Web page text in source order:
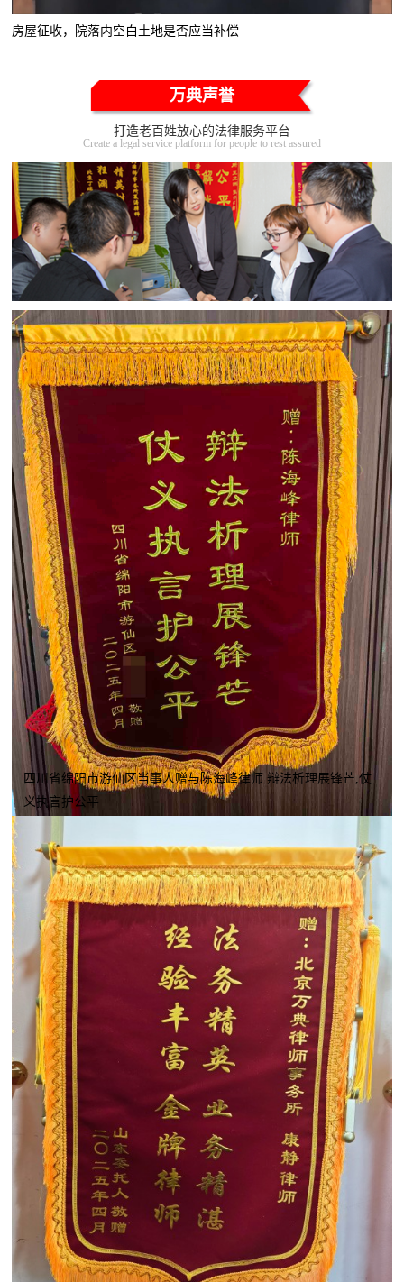
房屋征收，院落内空白土地是否应当补偿
万典声誉
打造老百姓放心的法律服务平台
Create a legal service platform for people to rest assured
四川省绵阳市游仙区当事人赠与陈海峰律师 辩法析理展锋芒,仗
义执言护公平